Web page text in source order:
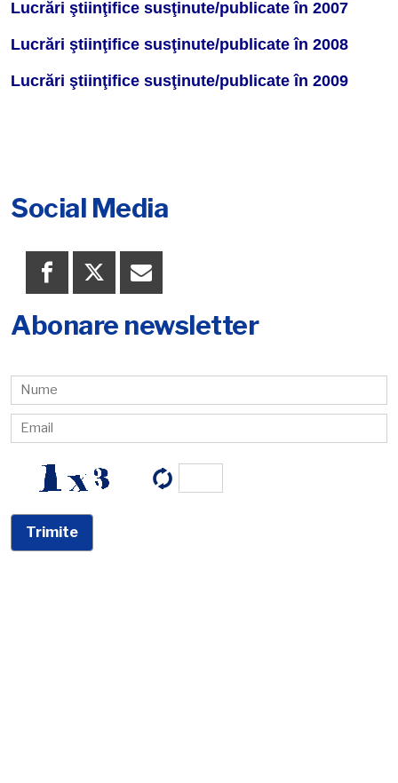
Lucrări ştiinţifice susţinute/publicate în 2007
Lucrări ştiinţifice susţinute/publicate în 2008
Lucrări ştiinţifice susţinute/publicate în 2009
Social Media
Abonare newsletter